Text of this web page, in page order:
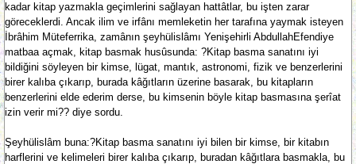
kadar kitap yazmakla geçimlerini sağlayan hattâtlar, bu işten zarar
göreceklerdi. Ancak ilim ve irfânı memleketin her tarafına yaymak isteyen
İbrâhim Müteferrika, zamânın şeyhülislâmı Yenişehirli AbdullahEfendiye
matbaa açmak, kitap basmak husûsunda: ?Kitap basma sanatını iyi
bildiğini söyleyen bir kimse, lügat, mantık, astronomi, fizik ve benzerlerini
birer kalıba çıkarıp, burada kâğıtların üzerine basarak, bu kitapların
benzerlerini elde ederim derse, bu kimsenin böyle kitap basmasına şerîat
izin verir mi?? diye sordu.
Şeyhülislâm buna:?Kitap basma sanatını iyi bilen bir kimse, bir kitabın
harflerini ve kelimeleri birer kalıba çıkarıp, buradan kâğıtlara basmakla, bu